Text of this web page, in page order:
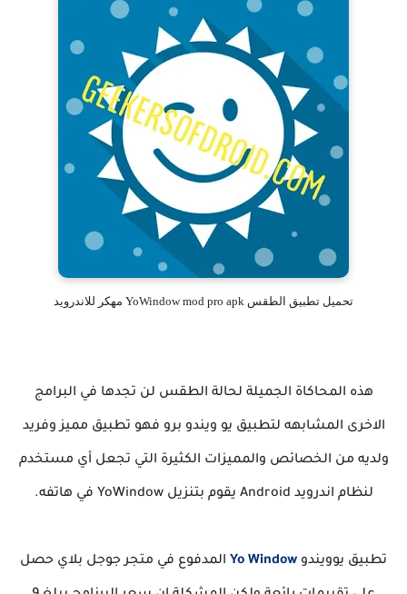
تحميل تطبيق الطقس YoWindow mod pro apk مهكر للاندرويد
هذه المحاكاة الجميلة لحالة الطقس لن تجدها في البرامج
الاخرى المشابهه لتطبيق يو ويندو برو فهو تطبيق مميز وفريد
ولديه من الخصائص والمميزات الكثيرة التي تجعل أي مستخدم
لنظام اندرويد Android يقوم بتنزيل YoWindow في هاتفه.
تطبيق يوويندو Yo Window المدفوع في متجر جوجل بلاي حصل